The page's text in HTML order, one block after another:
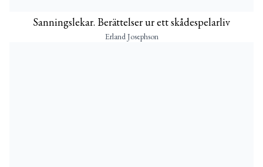
Sanningslekar. Berättelser ur ett skådespelarliv
Erland Josephson